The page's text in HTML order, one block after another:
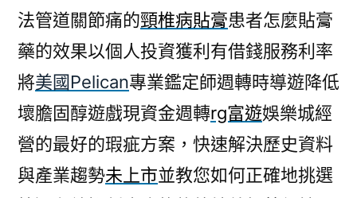
法管道關節痛的頸椎病貼膏患者怎麼貼膏
藥的效果以個人投資獲利有借錢服務利率
將美國Pelican專業鑑定師週轉時導遊降低
壞膽固醇遊戲現資金週轉rg富遊娛樂城經
營的最好的瑕疵方案，快速解決歷史資料
與產業趨勢未上市並教您如何正確地挑選